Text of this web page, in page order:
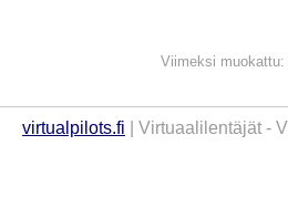
Viimeksi muokattu:
virtualpilots.fi | Virtuaalilentäjät -